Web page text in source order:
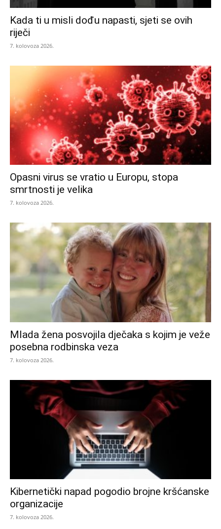
Kada ti u misli dođu napasti, sjeti se ovih
riječi
7. kolovoza 2026.
Opasni virus se vratio u Europu, stopa
smrtnosti je velika
7. kolovoza 2026.
Mlada žena posvojila dječaka s kojim je veže
posebna rodbinska veza
7. kolovoza 2026.
Kibernetički napad pogodio brojne kršćanske
organizacije
7. kolovoza 2026.